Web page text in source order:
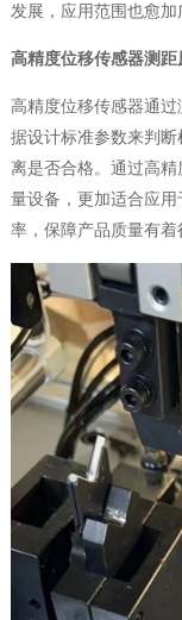
发展，应用范围也愈加
高精度位移传感器测距
高精度位移传感器通
据设计标准参数来判
离是否合格。通过高
量设备，更加适合应
率，保障产品质量有着